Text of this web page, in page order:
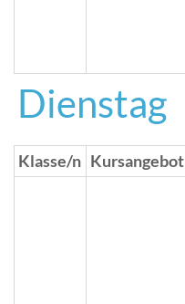
Dienstag
Klasse/n Kursangebot